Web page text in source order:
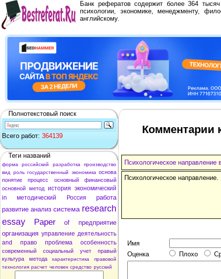
Банк рефератов содержит более 364
психологии, экономике, менеджменту,
английскому.
Полнотекстовый поиск
Всего работ: 364139
Теги названий
форма российский разработка
производство
вид
роль государственный экономика основа
понятие
процесс основный
финансовый
основной метод история экономический
in
методический Россия
работа
развитие анализ система research
essay
Paper of
предприятие
организация управление деятельность
and
право проблема особенность
современный социальный учет
правый
культура
метода характеристика
правовой
технология расчет человек средство русский
Комментарии
Психологическое направление
Психологическое направление.
Имя
Оценка
Плохо